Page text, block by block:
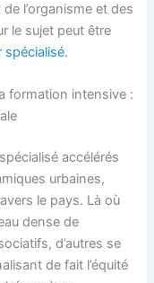
l’organisme et des
le sujet peut être
spécialisé.
formation intensive :
accélérés
urbaines,
le pays. Là où
dense de
d’autres se
de fait l’équité